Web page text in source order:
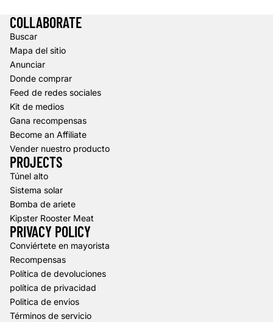
COLLABORATE
Buscar
Mapa del sitio
Anunciar
Donde comprar
Feed de redes sociales
Kit de medios
Gana recompensas
Become an Affiliate
Vender nuestro producto
PROJECTS
Túnel alto
Sistema solar
Bomba de ariete
Kipster Rooster Meat
PRIVACY POLICY
Conviértete en mayorista
Recompensas
Política de devoluciones
política de privacidad
Politica de envios
Términos de servicio
Política de reembolso
Política de privacidad
Términos del servicio
Política de envío
Información de contacto